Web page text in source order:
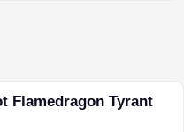
Flamedragon Tyrant